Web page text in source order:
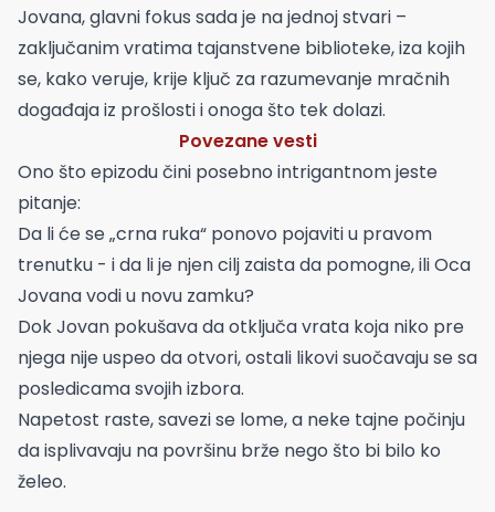
Jovana, glavni fokus sada je na jednoj stvari –
zaključanim vratima tajanstvene biblioteke, iza kojih
se, kako veruje, krije ključ za razumevanje mračnih
događaja iz prošlosti i onoga što tek dolazi.
Povezane vesti
Ono što epizodu čini posebno intrigantnom jeste
pitanje:
Da li će se „crna ruka“ ponovo pojaviti u pravom
trenutku - i da li je njen cilj zaista da pomogne, ili Oca
Jovana vodi u novu zamku?
Dok Jovan pokušava da otključa vrata koja niko pre
njega nije uspeo da otvori, ostali likovi suočavaju se sa
posledicama svojih izbora.
Napetost raste, savezi se lome, a neke tajne počinju
da isplivavaju na površinu brže nego što bi bilo ko
želeo.